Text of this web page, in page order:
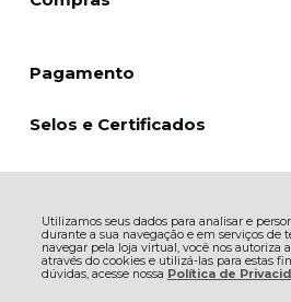
Utilizamos seus dados para analisar e
durante a sua navegação e em serviços de
navegar pela loja virtual, você nos autoriza
através do cookies e utilizá-las para estas
dúvidas, acesse nossa Política de
Pagamento
Selos e Certificados
Inoxlon, Av. Aminthas de Barros - 544 -
220 - Londrina -
CNPJ: 40.385.762/0001-78 | © Todos os